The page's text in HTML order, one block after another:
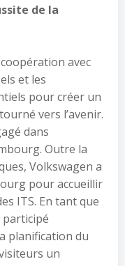
de la
avec
et les
pour créer un
vers l’avenir.
dans
Outre la
Volkswagen a
pour accueillir
ITS. En tant que
planification du
un